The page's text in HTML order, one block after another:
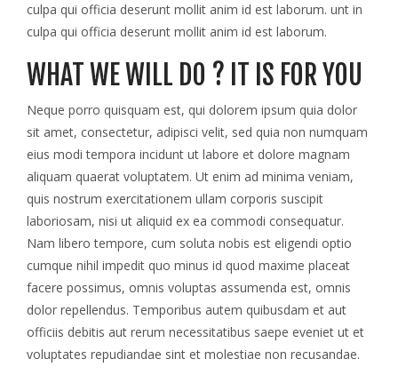
culpa qui officia deserunt mollit anim id est laborum. unt in
culpa qui officia deserunt mollit anim id est laborum.
WHAT WE WILL DO ? IT IS FOR YOU
Neque porro quisquam est, qui dolorem ipsum quia dolor
sit amet, consectetur, adipisci velit, sed quia non numquam
eius modi tempora incidunt ut labore et dolore magnam
aliquam quaerat voluptatem. Ut enim ad minima veniam,
quis nostrum exercitationem ullam corporis suscipit
laboriosam, nisi ut aliquid ex ea commodi consequatur.
Nam libero tempore, cum soluta nobis est eligendi optio
cumque nihil impedit quo minus id quod maxime placeat
facere possimus, omnis voluptas assumenda est, omnis
dolor repellendus. Temporibus autem quibusdam et aut
officiis debitis aut rerum necessitatibus saepe eveniet ut et
voluptates repudiandae sint et molestiae non recusandae.